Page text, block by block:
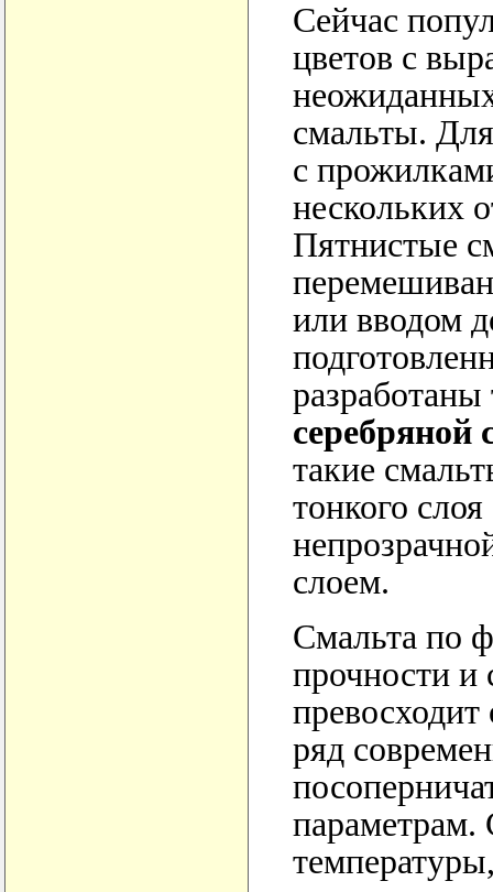
Сейчас
цветов с
смальты.
с
нескольких
Пятнистые
или вводом
серебряной
такие
тонкого
слоем.
Смальта по
прочности и
превосходит
ряд
параметрам.